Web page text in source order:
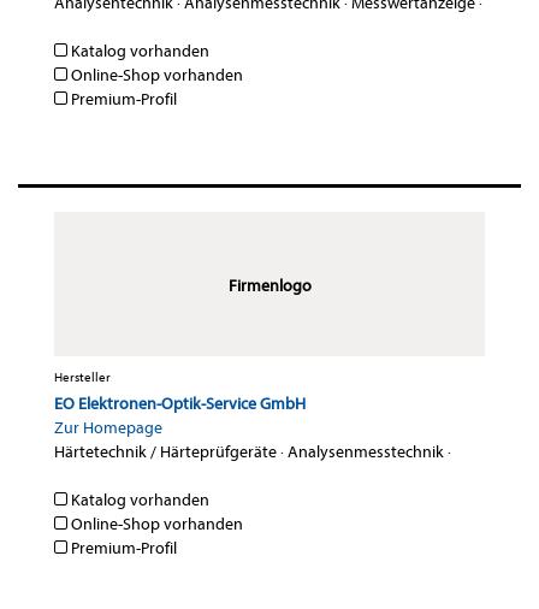
Katalog vorhanden
Online-Shop vorhanden
Premium-Profil
Firmenlogo
Hersteller
EO Elektronen-Optik-Service GmbH
Zur Homepage
Härtetechnik / Härteprüfgeräte·Analysenmesstechnik·
Katalog vorhanden
Online-Shop vorhanden
Premium-Profil